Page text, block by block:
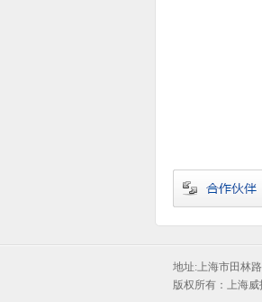
地址:上海市田林
版权所有：上海威